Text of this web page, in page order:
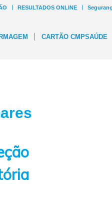
RESULTADOS ONLINE
CARTÃO CMPSAÚDE